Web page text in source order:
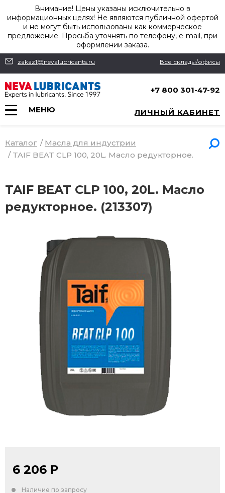
Внимание! Цены указаны исключительно в
информационных целях! Не являются публичной офертой
и не могут быть использованы как коммерческое
предложение. Просьба уточнять по телефону, e-mail, при
оформлении заказа.
zakaz1@nevalubricants.ru Все склады/офисы
+7 800 301-47-92
МЕНЮ ЛИЧНЫЙ КАБИНЕТ
Каталог / Масла для индустрии
/ TAIF BEAT CLP 100, 20L. Масло редукторное.
TAIF BEAT CLP 100, 20L. Масло
редукторное. (213307)
6 206 Р
Наличие по запросу